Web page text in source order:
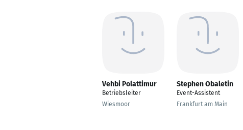
Vehbi Polattimur
Betriebsleiter
Wiesmoor
Stephen Obaletin
Event-Assistent
Frankfurt am Main